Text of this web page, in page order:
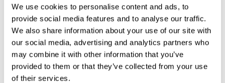
We use cookies to personalise content and ads, to
provide social media features and to analyse our traffic.
We also share information about your use of our site with
our social media, advertising and analytics partners who
may combine it with other information that you’ve
provided to them or that they’ve collected from your use
of their services.
Excellente performance sur le n-butane
Élimine les composés organiques à faibles
concentrations
Assistance au test ISO 11155-2 pour le n-butane, le